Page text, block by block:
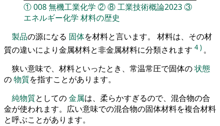
①008無機工業化学 ②⑧工業技術概論2023③
エネルギー化学 材料の歴史
製品の源になる 固体を材料と言います。 材料は、その材
質の違いにより金属材料と非金属材料に分類されます 4) 。
狭い意味で、材料といったとき、常温常圧で固体の状態
の物質を指すことがあります。
純物質としての金属は、柔らかすぎるので、混合物の合
金が使われます。広い意味での混合物の固体材料を複合材料
と呼ぶことがあります。